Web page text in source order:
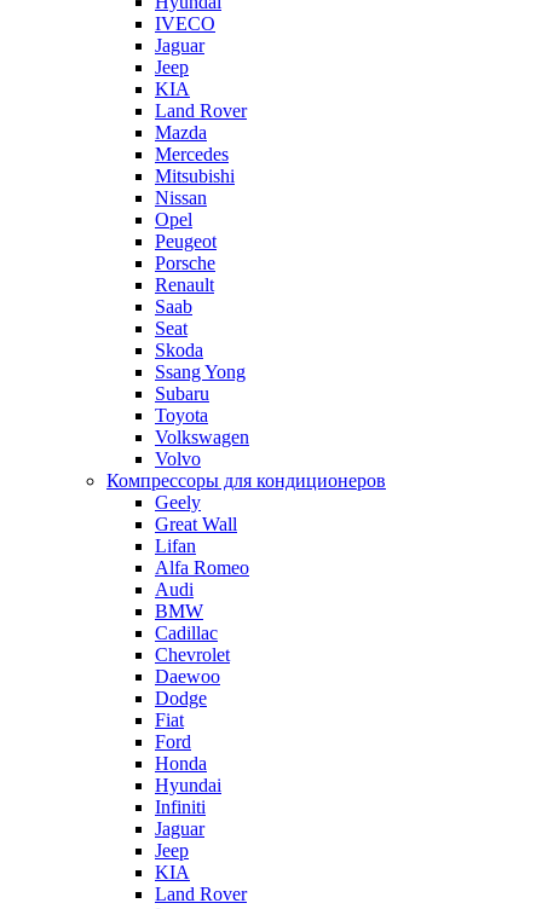
IVECO
Jaguar
Jeep
KIA
Land Rover
Mazda
Mercedes
Mitsubishi
Nissan
Opel
Peugeot
Porsche
Renault
Saab
Seat
Skoda
Ssang Yong
Subaru
Toyota
Volkswagen
Volvo
Компрессоры для кондиционеров
Geely
Great Wall
Lifan
Alfa Romeo
Audi
BMW
Cadillac
Chevrolet
Daewoo
Dodge
Fiat
Ford
Honda
Hyundai
Infiniti
Jaguar
Jeep
KIA
Land Rover